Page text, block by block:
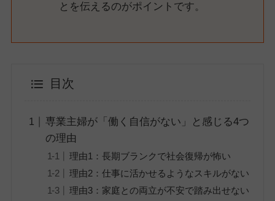
とを伝えるのがポイントです。
目次
専業主婦が「働く自信がない」と感じる4つ
の理由
理由1：長期ブランクで社会復帰が怖い
理由2：仕事に活かせるようなスキルがない
理由3：家庭との両立が不安で踏み出せない